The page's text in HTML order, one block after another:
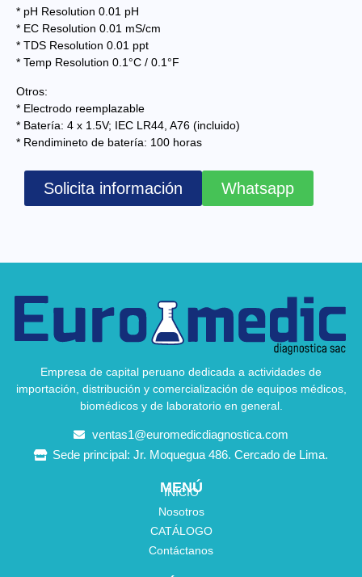
* pH Resolution 0.01 pH
* EC Resolution 0.01 mS/cm
* TDS Resolution 0.01 ppt
* Temp Resolution 0.1°C / 0.1°F
Otros:
* Electrodo reemplazable
* Batería: 4 x 1.5V; IEC LR44, A76 (incluido)
* Rendimineto de batería: 100 horas
Solicita información Whatsapp
Empresa de capital peruano dedicada a actividades de
importación, distribución y comercialización de equipos médicos,
biomédicos y de laboratorio en general.
ventas1@euromedicdiagnostica.com
Sede principal: Jr. Moquegua 486. Cercado de Lima.
MENÚ
INICIO
Nosotros
CATÁLOGO
Contáctanos